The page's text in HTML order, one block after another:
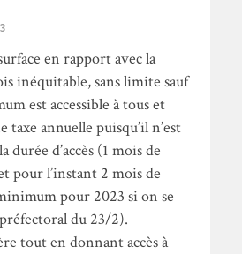
en rapport avec la
inéquitable, sans limite sauf
est accessible à tous et
taxe annuelle puisqu’il n’est
durée d’accès (1 mois de
pour l’instant 2 mois de
pour 2023 si on se
du 23/2).
tout en donnant accès à